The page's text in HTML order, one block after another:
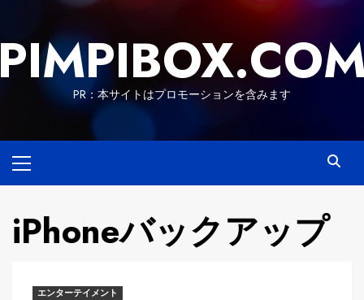
content
PR：本サイトはプロモーションを含みます
Menu
iPhoneバックアップ
エンターテイメント